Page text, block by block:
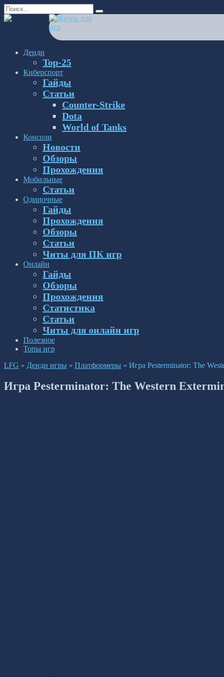
Перейти
к
Search
for:
Денди
Top-25
Киберспорт
Гайды
Статьи
Counter-Strike
Dota
World of Tanks
Консоли
Новости
Обзоры
Прохождения
Мобильные
Статьи
Одиночные
Гайды
Прохождения
Обзоры
Статьи
Читы для ПК игр
Онлайн
Гайды
Обзоры
Прохождения
Статистика
Статьи
Читы для онлайн игр
Полезное
Топы игр
LFG » Денди игры » Платформеры » Игра Pesterminator: The
Игра Pesterminator: The Western